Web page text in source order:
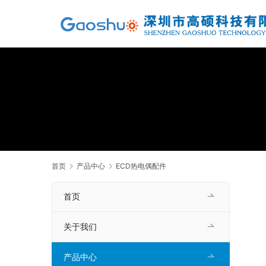
首页 产品中心 ECD热电偶配件
首页
关于我们
产品中心